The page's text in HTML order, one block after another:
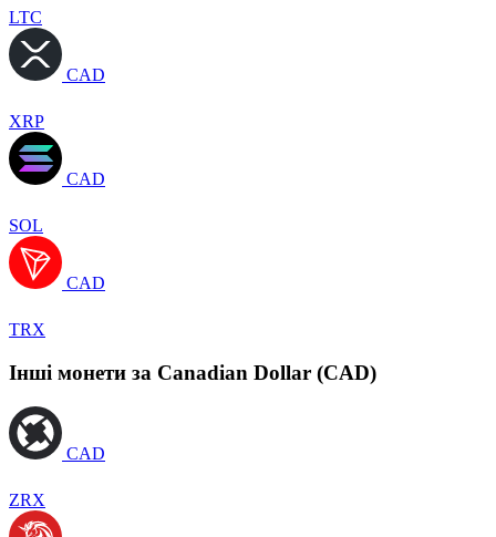
LTC
CAD
XRP
CAD
SOL
CAD
TRX
Інші монети за Canadian Dollar (CAD)
CAD
ZRX